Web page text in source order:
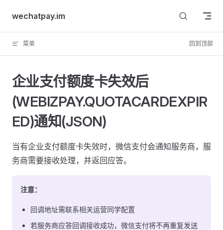
Skip to content
wechatpay.im
菜单 回到顶部
企业支付额度卡失效后
(WEBIZPAY.QUOTACARDEXPIR
ED)通知(JSON)
当有企业支付额度卡失效时，微信支付会通知服务商，服
务商需要接收处理，并返回应答。
注意：
回调地址需联系相关运营同学配置
若服务商应答回调接收成功，微信支付将不再重复发送